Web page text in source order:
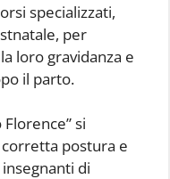
specializzati,
per
loro gravidanza e
il parto.
si
postura e
di